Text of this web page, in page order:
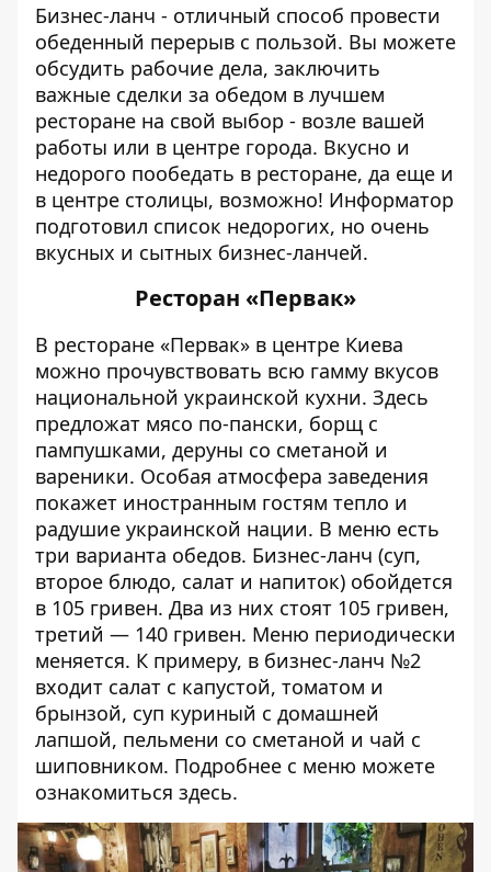
Бизнес-ланч - отличный способ провести
обеденный перерыв с пользой. Вы можете
обсудить рабочие дела, заключить
важные сделки за обедом в лучшем
ресторане на свой выбор - возле вашей
работы или в центре города. Вкусно и
недорого пообедать в ресторане, да еще и
в центре столицы, возможно! Информатор
подготовил список недорогих, но очень
вкусных и сытных бизнес-ланчей.
Ресторан «Первак»
В ресторане «Первак» в центре Киева
можно прочувствовать всю гамму вкусов
национальной украинской кухни. Здесь
предложат мясо по-пански, борщ с
пампушками, деруны со сметаной и
вареники. Особая атмосфера заведения
покажет иностранным гостям тепло и
радушие украинской нации. В меню есть
три варианта обедов. Бизнес-ланч (суп,
второе блюдо, салат и напиток) обойдется
в 105 гривен. Два из них стоят 105 гривен,
третий — 140 гривен. Меню периодически
меняется. К примеру, в бизнес-ланч №2
входит салат с капустой, томатом и
брынзой, суп куриный с домашней
лапшой, пельмени со сметаной и чай с
шиповником. Подробнее с меню можете
ознакомиться здесь.